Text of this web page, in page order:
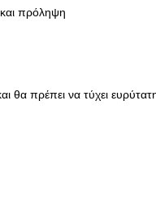
πρόληψη
θα πρέπει να τύχει